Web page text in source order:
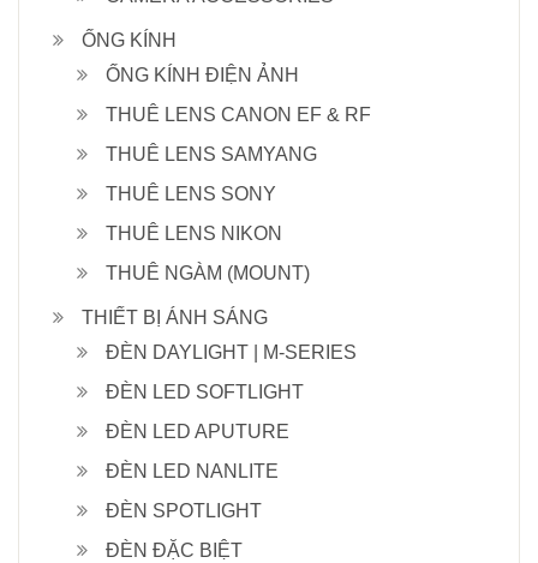
ỐNG KÍNH
ỐNG KÍNH ĐIỆN ẢNH
THUÊ LENS CANON EF & RF
THUÊ LENS SAMYANG
THUÊ LENS SONY
THUÊ LENS NIKON
THUÊ NGÀM (MOUNT)
THIẾT BỊ ÁNH SÁNG
ĐÈN DAYLIGHT | M-SERIES
ĐÈN LED SOFTLIGHT
ĐÈN LED APUTURE
ĐÈN LED NANLITE
ĐÈN SPOTLIGHT
ĐÈN ĐẶC BIỆT